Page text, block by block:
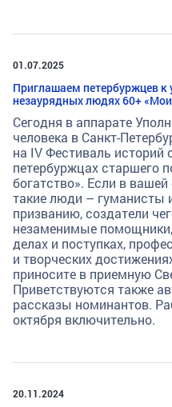
01.07.2025
Приглашаем петербуржцев к
незаурядных людях 60+
Сегодня в аппарате
человека в Санкт-
на IV Фестиваль историй
петербуржцах старшего
богатство». Если в
такие люди – гуманисты
призванию, создатели
незаменимые
делах и поступках,
и творческих
приносите в приемную
Приветствуются также
рассказы номинантов.
октября включительно.
20.11.2024